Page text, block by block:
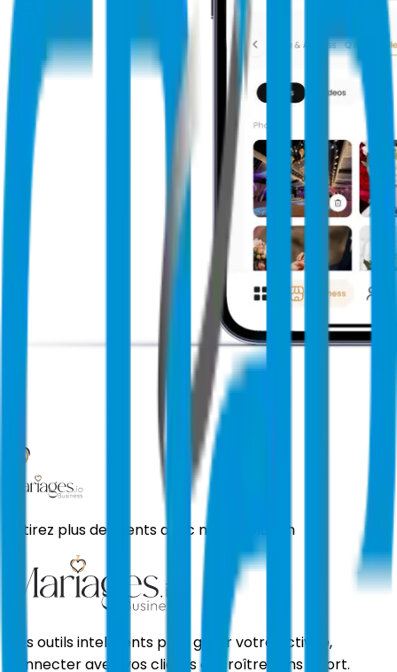
Attirez plus de clients avec notre solution
Des outils intelligents pour gérer votre activité,
connecter avec vos clients et croître sans effort.